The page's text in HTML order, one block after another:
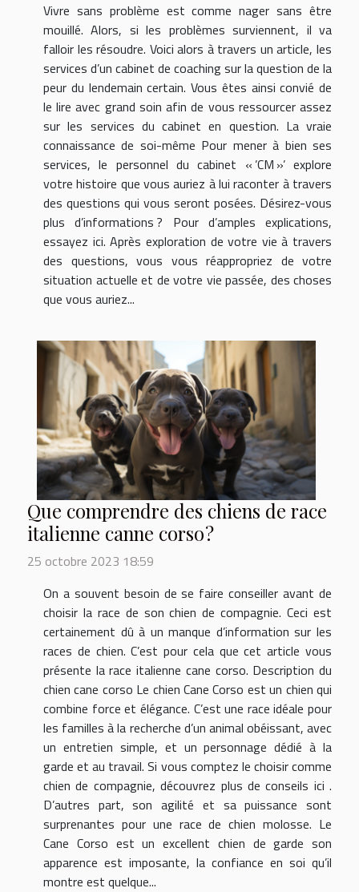
Vivre sans problème est comme nager sans être
mouillé. Alors, si les problèmes surviennent, il va
falloir les résoudre. Voici alors à travers un article, les
services d’un cabinet de coaching sur la question de la
peur du lendemain certain. Vous êtes ainsi convié de
le lire avec grand soin afin de vous ressourcer assez
sur les services du cabinet en question. La vraie
connaissance de soi-même Pour mener à bien ses
services, le personnel du cabinet « ’CM »’ explore
votre histoire que vous auriez à lui raconter à travers
des questions qui vous seront posées. Désirez-vous
plus d’informations ? Pour d’amples explications,
essayez ici. Après exploration de votre vie à travers
des questions, vous vous réappropriez de votre
situation actuelle et de votre vie passée, des choses
que vous auriez...
Que comprendre des chiens de race
italienne canne corso ?
25 octobre 2023 18:59
On a souvent besoin de se faire conseiller avant de
choisir la race de son chien de compagnie. Ceci est
certainement dû à un manque d’information sur les
races de chien. C’est pour cela que cet article vous
présente la race italienne cane corso. Description du
chien cane corso Le chien Cane Corso est un chien qui
combine force et élégance. C’est une race idéale pour
les familles à la recherche d’un animal obéissant, avec
un entretien simple, et un personnage dédié à la
garde et au travail. Si vous comptez le choisir comme
chien de compagnie, découvrez plus de conseils ici .
D’autres part, son agilité et sa puissance sont
surprenantes pour une race de chien molosse. Le
Cane Corso est un excellent chien de garde son
apparence est imposante, la confiance en soi qu’il
montre est quelque...